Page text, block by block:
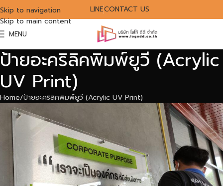
Skip to navigation
Skip to main content
LINECONTACT US
MENU
ป้ายอะคริลิคพิมพ์ยูวี (Acrylic
UV Print)
Home ป้ายอะคริลิคพิมพ์ยูวี (Acrylic UV Print)